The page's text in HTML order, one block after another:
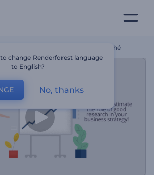
Du Service D'études De Marché
change Renderforest language
to English?
No, thanks